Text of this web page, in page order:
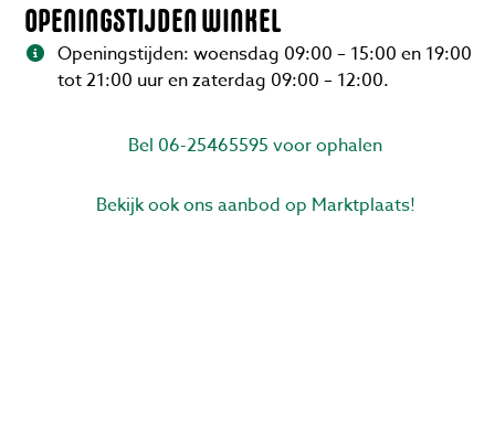
OPENINGSTIJDEN WINKEL
Openingstijden: woensdag 09:00 – 15:00 en 19:00
tot 21:00 uur en zaterdag 09:00 – 12:00.
Bel 06-25465595 voor ophalen
Bekijk ook ons aanbod op Marktplaats!